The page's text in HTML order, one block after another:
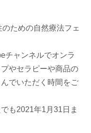
ための自然療法フェ
チャンネルでオンラ
やセラピーや商品の
でいただく時間をご
も2021年1月31日ま